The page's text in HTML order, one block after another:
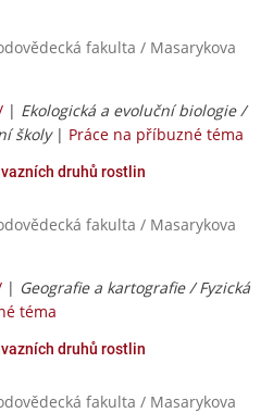
fakulta / Masarykova
| Ekologická a evoluční biologie /
školy| Práce na příbuzné téma
druhů rostlin
fakulta / Masarykova
| Geografie a kartografie / Fyzická
téma
druhů rostlin
fakulta / Masarykova